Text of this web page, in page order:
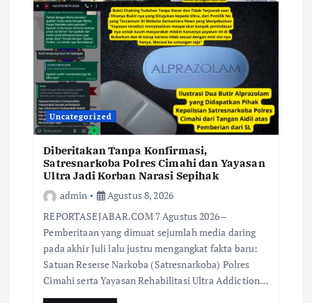
Uncategorized
Diberitakan Tanpa Konfirmasi,
Satresnarkoba Polres Cimahi dan Yayasan
Ultra Jadi Korban Narasi Sepihak
admin
Agustus 8, 2026
REPORTASEJABAR.COM 7 Agustus 2026 –
Pemberitaan yang dimuat sejumlah media daring
pada akhir Juli lalu justru mengangkat fakta baru:
Satuan Reserse Narkoba (Satresnarkoba) Polres
Cimahi serta Yayasan Rehabilitasi Ultra Addiction…